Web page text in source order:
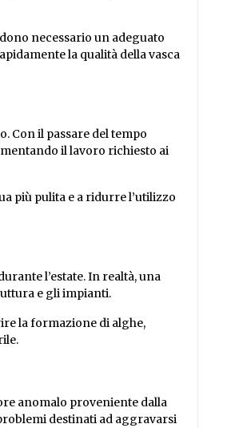
necessario un adeguato
la qualità della vasca
Con il passare del tempo
il lavoro richiesto ai
più pulita e a ridurre l’utilizzo
l’estate. In realtà, una
e gli impianti.
la formazione di alghe,
anomalo proveniente dalla
destinati ad aggravarsi